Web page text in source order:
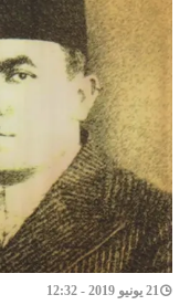
21 يونيو 2019 - 12:32